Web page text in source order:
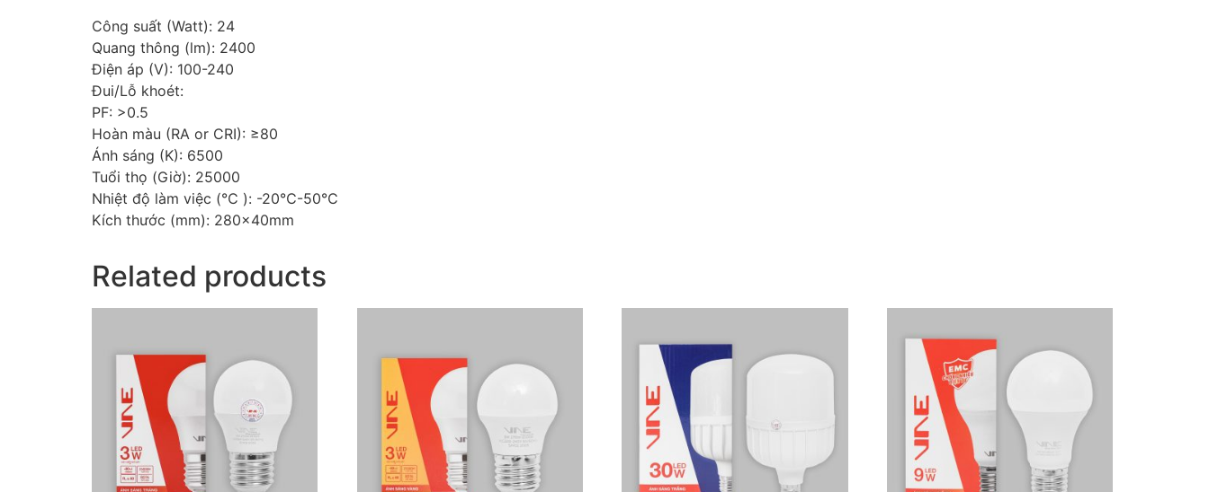
Công suất (Watt): 24
Quang thông (lm): 2400
Điện áp (V): 100-240
Đui/Lỗ khoét:
PF: >0.5
Hoàn màu (RA or CRI): ≥80
Ánh sáng (K): 6500
Tuổi thọ (Giờ): 25000
Nhiệt độ làm việc (℃ ): -20℃-50℃
Kích thước (mm): 280x40mm
Related products